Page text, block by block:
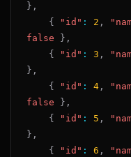
} ,
{
"id" : 2 ,
false
} ,
{
"id" : 3 ,
} ,
{
"id" : 4,
false
} ,
{
"id" : 5 ,
} ,
{
"id" : 6 ,